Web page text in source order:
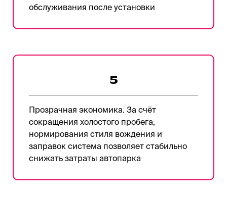
обслуживания после установки
5
Прозрачная экономика. За счёт
сокращения холостого пробега,
нормирования стиля вождения и
заправок система позволяет стабильно
снижать затраты автопарка